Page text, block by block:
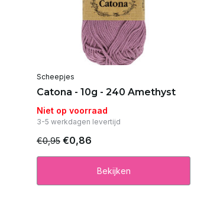
Scheepjes
Catona - 10g - 240 Amethyst
Niet op voorraad
3-5 werkdagen levertijd
€0,95 €0,86
Bekijken